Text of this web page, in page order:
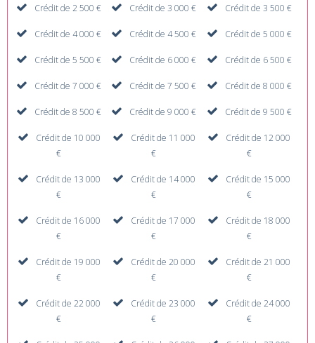
Crédit de 2 500 € Crédit de 3 000 € Crédit de 3 500 €
Crédit de 4 000 € Crédit de 4 500 € Crédit de 5 000 €
Crédit de 5 500 € Crédit de 6 000 € Crédit de 6 500 €
Crédit de 7 000 € Crédit de 7 500 € Crédit de 8 000 €
Crédit de 8 500 € Crédit de 9 000 € Crédit de 9 500 €
Crédit de 10 000
€
Crédit de 11 000
€
Crédit de 12 000
€
Crédit de 13 000
€
Crédit de 14 000
€
Crédit de 15 000
€
Crédit de 16 000
€
Crédit de 17 000
€
Crédit de 18 000
€
Crédit de 19 000
€
Crédit de 20 000
€
Crédit de 21 000
€
Crédit de 22 000
€
Crédit de 23 000
€
Crédit de 24 000
€